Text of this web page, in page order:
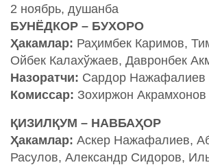
2 ноябрь, душанба
БУНЁДКОР – БУХОРО
Ҳакамлар: Раҳимбек Каримов,
Ойбек Калахўжаев, Давронбек
Назоратчи: Сардор Нажафалиев
Комиссар: Зохиржон Акрамхонов
ҚИЗИЛҚУМ – НАВБАҲОР
Ҳакамлар: Аскер Нажафалиев,
Расулов, Александр Сидоров,